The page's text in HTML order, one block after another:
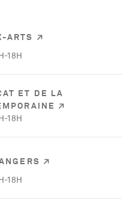
ARTS
18H
ET DE LA
18H
18H